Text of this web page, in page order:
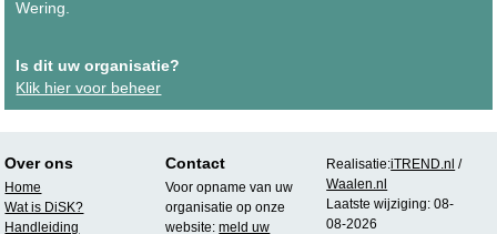
Wering.
Is dit uw organisatie?
Klik hier voor beheer
Over ons
Home
Wat is DiSK?
Handleiding
Contact
Voor opname van uw
organisatie op onze
website:meld uw
Realisatie:iTREND.nl /
Waalen.nl
Laatste wijziging: 08-
08-2026